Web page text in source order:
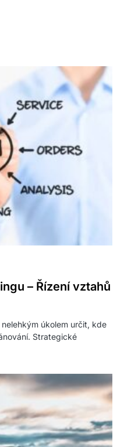
– Řízení vztahů
úkolem určit, kde
Strategické